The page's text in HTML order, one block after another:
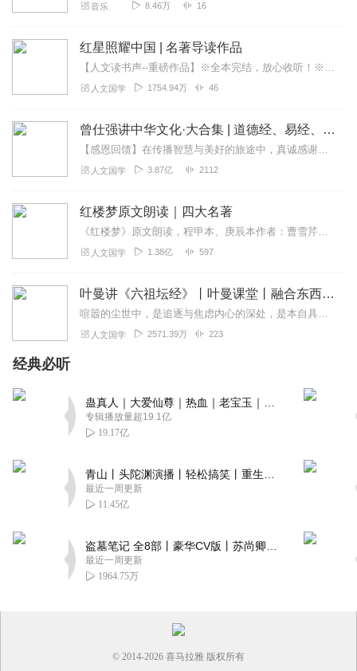
音乐 8.46万 16
红星照耀中国 | 名著导读作品
【人文读书声--重磅作品】※全本完结，放心收听！※八年级（上）语文教科书名著导读指定作品，同名有声书！※著名翻译家董乐山先生权威中文译本！※人民文学出版...
人文国学 1754.94万 46
曾仕强讲中华文化·大合集 | 道德经、易经、三国演义中的国学
【感恩回馈】在传播智慧与美好的旅途中，真诚感谢每一位伙伴的温暖陪伴与鼎力支持！欢迎曾仕强学堂粉丝听友们入群交流，更多新鲜玩法和福利活动等你！添加微信：zengf...
人文国学 3.87亿 2112
红楼梦原文朗读｜四大名著
《红楼梦》原文朗读，程甲本、庚辰本作者：曹雪芹，朗读：白云出岫、蓝色百合《红楼梦》程甲本和庚辰本是该书两大重要版本。程甲本由程伟元和高鹗于乾隆五十六年（1791...
人文国学 1.38亿 597
叶曼讲《六祖坛经》丨叶曼课堂丨融合东西国学大师
喧嚣的尘世中，是追逐与焦虑内心的深处，是本自具足的宁静为什么说“菩提自性，本来清净”？为何顿悟不在遥远的庙堂，而在当下的柴米油盐？我们终日寻找的“佛”，究竟在何...
人文国学 2571.39万 223
经典必听
专辑播放量超19.1亿
19.17亿
最近一周更新
11.45亿
最近一周更新
1964.75万
© 2014-2026 喜马拉雅 版权所有